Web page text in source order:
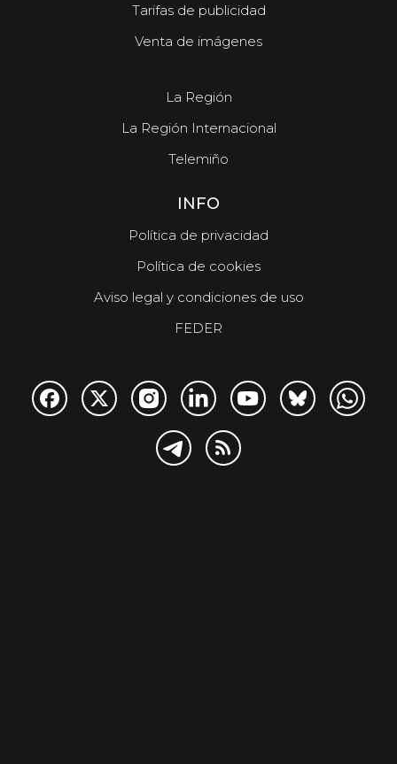
Tarifas de publicidad
Venta de imágenes
La Región
La Región Internacional
Telemiño
INFO
Política de privacidad
Política de cookies
Aviso legal y condiciones de uso
FEDER